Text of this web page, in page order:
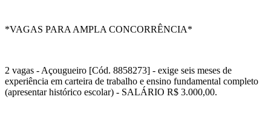
*VAGAS PARA AMPLA CONCORRÊNCIA*
2 vagas - Açougueiro [Cód. 8858273] - exige seis meses de
experiência em carteira de trabalho e ensino fundamental completo
(apresentar histórico escolar) - SALÁRIO R$ 3.000,00.